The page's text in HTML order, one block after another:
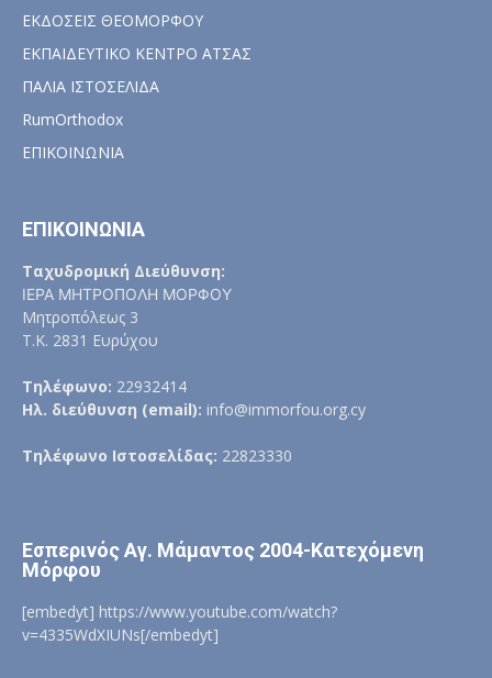
ΕΚΔΟΣΕΙΣ ΘΕΟΜΟΡΦΟΥ
ΕΚΠΑΙΔΕΥΤΙΚΟ ΚΕΝΤΡΟ ΑΤΣΑΣ
ΠΑΛΙΑ ΙΣΤΟΣΕΛΙΔΑ
RumOrthodox
ΕΠΙΚΟΙΝΩΝΙΑ
ΕΠΙΚΟΙΝΩΝΙΑ
Ταχυδρομική Διεύθυνση:
ΙΕΡΑ ΜΗΤΡΟΠΟΛΗ ΜΟΡΦΟΥ
Μητροπόλεως 3
Τ.Κ. 2831 Ευρύχου
Τηλέφωνο: 22932414
Ηλ. διεύθυνση (email): info@immorfou.org.cy
Τηλέφωνο Ιστοσελίδας: 22823330
Εσπερινός Αγ. Μάμαντος 2004-Κατεχόμενη
Μόρφου
[embedyt] https://www.youtube.com/watch?
v=4335WdXIUNs[/embedyt]